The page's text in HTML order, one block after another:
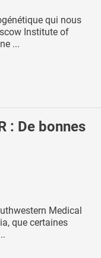
qui nous
Institute of
...
: De bonnes
Medical
que certaines